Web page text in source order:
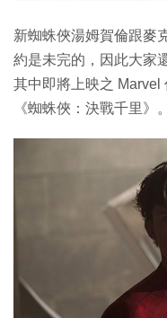
新蜘蛛俠湯姆賀倫跟麥
約是未完的，因此大家
其中即將上映之 Marvel
《蜘蛛俠：決戰千里》。